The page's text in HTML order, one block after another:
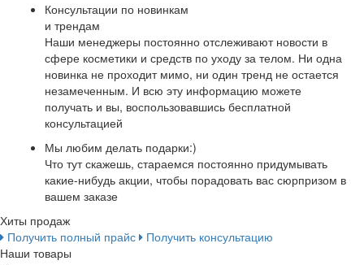
Консультации по новинкам
и трендам
Наши менеджеры постоянно отслеживают новости в
сфере косметики и средств по уходу за телом. Ни одна
новинка не проходит мимо, ни один тренд не остается
незамеченным. И всю эту информацию можете
получать и вы, воспользовавшись бесплатной
консультацией
Мы любим делать подарки:)
Что тут скажешь, стараемся постоянно придумывать
какие-нибудь акции, чтобы порадовать вас сюрпризом в
вашем заказе
Хиты продаж
Получить полный прайс
Получить консультацию
Наши товары